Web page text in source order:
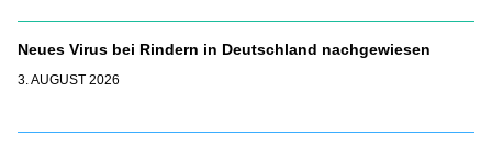
Neues Virus bei Rindern in Deutschland nachgewiesen
3. AUGUST 2026